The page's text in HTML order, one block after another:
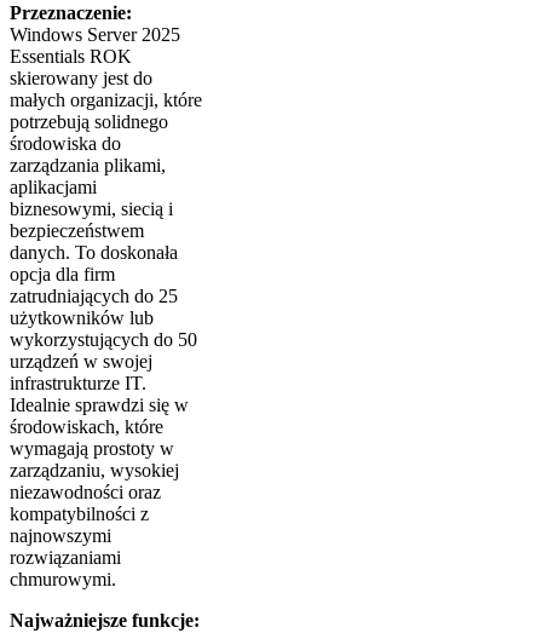
Przeznaczenie:
Windows Server 2025
Essentials ROK
skierowany jest do
małych organizacji, które
potrzebują solidnego
środowiska do
zarządzania plikami,
aplikacjami
biznesowymi, siecią i
bezpieczeństwem
danych. To doskonała
opcja dla firm
zatrudniających do 25
użytkowników lub
wykorzystujących do 50
urządzeń w swojej
infrastrukturze IT.
Idealnie sprawdzi się w
środowiskach, które
wymagają prostoty w
zarządzaniu, wysokiej
niezawodności oraz
kompatybilności z
najnowszymi
rozwiązaniami
chmurowymi.
Najważniejsze funkcje: